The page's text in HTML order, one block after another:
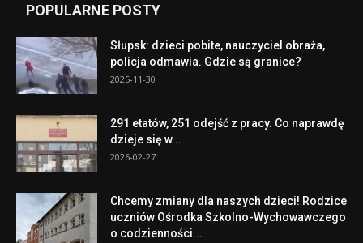
POPULARNE POSTY
Słupsk: dzieci pobite, nauczyciel obraża,
policja odmawia. Gdzie są granice?
2025-11-30
291 etatów, 251 odejść z pracy. Co naprawdę
dzieje się w...
2026-02-27
Chcemy zmiany dla naszych dzieci! Rodzice
uczniów Ośrodka Szkolno-Wychowawczego
o codzienności...